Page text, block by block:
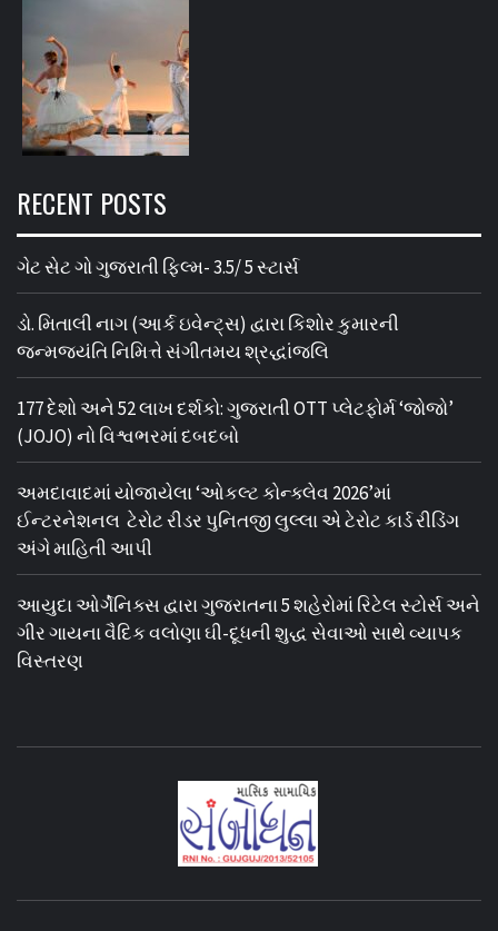
RECENT POSTS
ગેટ સેટ ગો ગુજરાતી ફિલ્મ- 3.5/ 5 સ્ટાર્સ
ડો. મિતાલી નાગ (આર્ક ઇવેન્ટ્સ) દ્વારા કિશોર કુમારની
જન્મજયંતિ નિમિત્તે સંગીતમય શ્રદ્ધાંજલિ
177 દેશો અને 52 લાખ દર્શકો: ગુજરાતી OTT પ્લેટફોર્મ ‘જોજો’
(JOJO) નો વિશ્વભરમાં દબદબો
અમદાવાદમાં યોજાયેલા ‘ઓકલ્ટ કોન્ક્લેવ 2026’માં
ઈન્ટરનેશનલ ટેરોટ રીડર પુનિતજી લુલ્લા એ ટેરોટ કાર્ડ રીડિંગ
અંગે માહિતી આપી
આયુદા ઓર્ગેનિક્સ દ્વારા ગુજરાતના 5 શહેરોમાં રિટેલ સ્ટોર્સ અને
ગીર ગાયના વૈદિક વલોણા ઘી-દૂધની શુદ્ધ સેવાઓ સાથે વ્યાપક
વિસ્તરણ